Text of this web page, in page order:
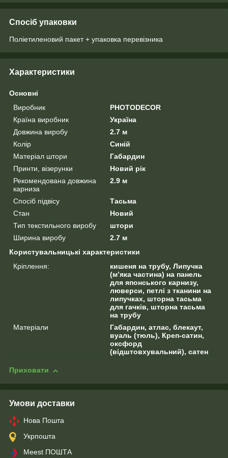
Спосіб упаковки
Поліетиленовий пакет + упаковка перевізника
Характеристики
Основні
Виробник
PHOTODECOR
Країна виробник
Україна
Довжина виробу
2.7 м
Колір
Синій
Матеріал штори
Габардин
Принти, візерунки
Новий рік
Рекомендована довжина
карниза
2.9 м
Спосіб підвісу
Тасьма
Стан
Новий
Тип текстильного виробу
штори
Ширина виробу
2.7 м
Користувальницькі характеристики
Кріплення:
кишеня на трубу, Липучка
(м’яка частина) на панель
для японського карнизу,
люверси, петлі з тканини на
липучках, шторна тасьма
для гачків, шторна тасьма
на трубу
Матеріали
Габардин, атлас, блекаут,
вуаль (тюль), Креп-сатин,
оксфорд
(відштовхувальний), сатен
Приховати
Умови доставки
Нова Пошта
Укрпошта
Meest ПОШТА